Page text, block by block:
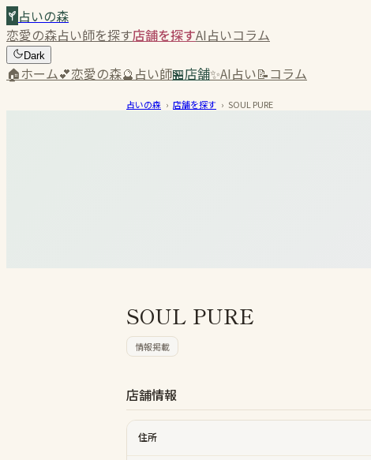
占いの森
恋愛の森占い師を探す店舗を探すAI占いコラム
Dark
🏠ホーム💕恋愛の森🔮占い師🏪店舗✨AI占い📝コラム
占いの森 › 店舗を探す › SOUL PURE
SOUL PURE
情報掲載
店舗情報
住所